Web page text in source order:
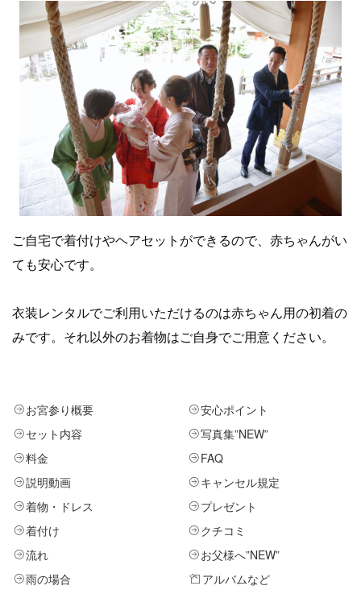
ご自宅で着付けやヘアセットができるので、赤ちゃんがい
ても安心です。
衣装レンタルでご利用いただけるのは赤ちゃん用の初着の
みです。それ以外のお着物はご自身でご用意ください。
お宮参り概要
セット内容
料金
説明動画
着物・ドレス
着付け
流れ
雨の場合
安心ポイント
写真集”NEW”
FAQ
キャンセル規定
プレゼント
クチコミ
お父様へ”NEW”
アルバムなど